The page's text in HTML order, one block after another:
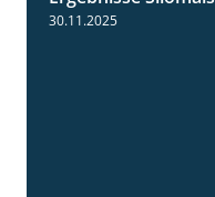
30.11.2025